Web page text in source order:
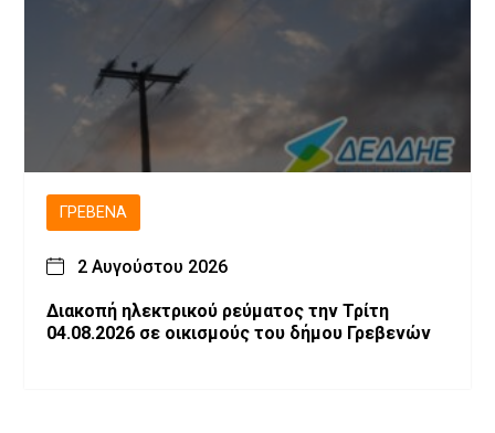
ΓΡΕΒΕΝΆ
2 Αυγούστου 2026
Διακοπή ηλεκτρικού ρεύματος την Τρίτη
04.08.2026 σε οικισμούς του δήμου Γρεβενών